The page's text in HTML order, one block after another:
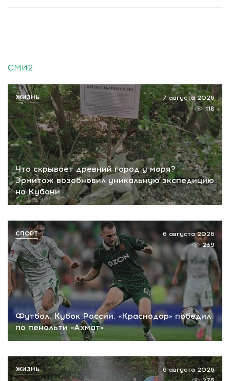
СМИ2
Что скрывает древний город у моря?
Эрмитаж возобновил уникальную экспедицию
на Кубани
7 августа 2026
118
ЖИЗНЬ
Футбол. Кубок России. «Краснодар» победил
по пенальти «Ахмат»
6 августа 2026
239
СПОРТ
6 августа 2026
ЖИЗНЬ